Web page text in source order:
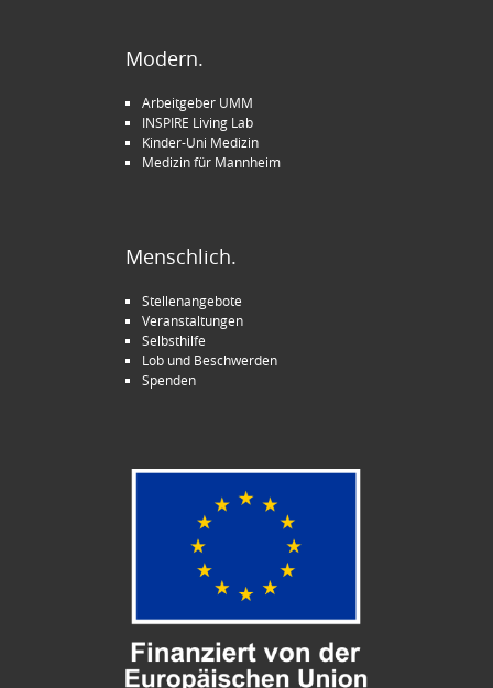
Modern.
Arbeitgeber UMM
INSPIRE Living Lab
Kinder-Uni Medizin
Medizin für Mannheim
Menschlich.
Stellenangebote
Veranstaltungen
Selbsthilfe
Lob und Beschwerden
Spenden